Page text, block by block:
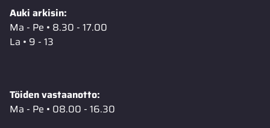
Auki arkisin:
Ma - Pe • 8.30 - 17.00
La • 9 - 13
Töiden vastaanotto:
Ma - Pe • 08.00 - 16.30